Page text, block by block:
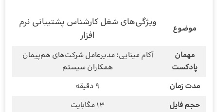
موضوع
ویژگی‌های شغل کارشناس پشتیبانی نرم
افزار
مهمان
پادکست
آکام مینایی؛ مدیرعامل شرکت‌های هم‌پیمان
همکاران سیستم
مدت زمان
9 دقیقه
حجم فایل
13 مگابایت